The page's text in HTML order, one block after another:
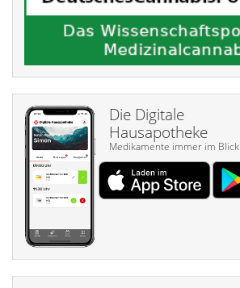
Die Digitale
Hausapotheke
Medikamente immer im Blick